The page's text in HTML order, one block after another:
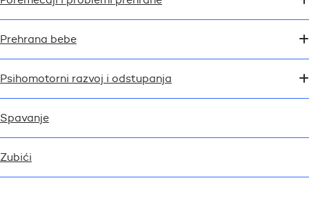
Prehrana bebe
Psihomotorni razvoj i odstupanja
Spavanje
Zubići